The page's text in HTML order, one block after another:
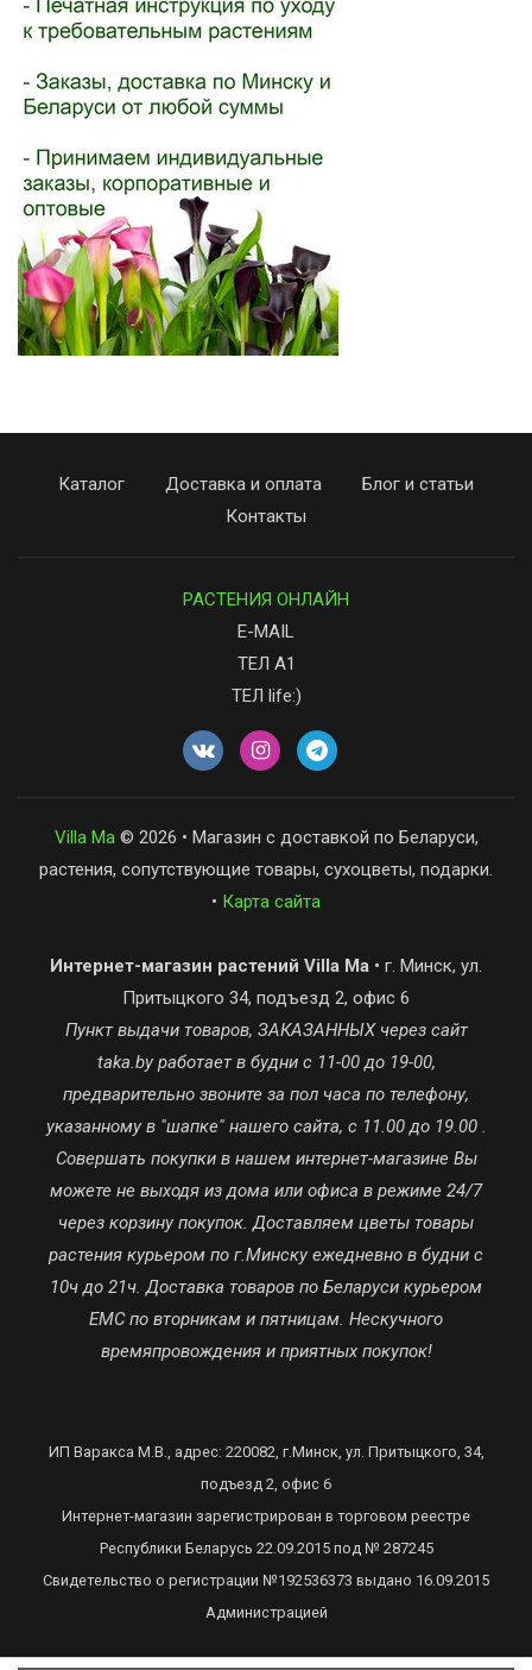
Каталог Доставка и оплата
Блог и статьи
Контакты
РАСТЕНИЯ ОНЛАЙН
E-MAIL
ТЕЛ А1
ТЕЛ life:)
Villa Ma© 2026 • Магазин с доставкой по Беларуси,
растения, сопутствующие товары, сухоцветы, подарки.
• Карта сайта
Интернет-магазин растений Villa Ma • г. Минск, ул.
Притыцкого 34, подъезд 2, офис 6
Пункт выдачи товаров, ЗАКАЗАННЫХ через сайт
taka.by работает в будни с 11-00 до 19-00,
предварительно звоните за пол часа по телефону,
указанному в "шапке" нашего сайта, с 11.00 до 19.00 .
Совершать покупки в нашем интернет-магазине Вы
можете не выходя из дома или офиса в режиме 24/7
через корзину покупок. Доставляем цветы товары
растения курьером по г.Минску ежедневно в будни с
10ч до 21ч. Доставка товаров по Беларуси курьером
ЕМС по вторникам и пятницам. Нескучного
времяпровождения и приятных покупок!
ИП Варакса М.В., адрес: 220082, г.Минск, ул. Притыцкого, 34,
подъезд 2, офис 6
Интернет-магазин зарегистрирован в торговом реестре
Республики Беларусь 22.09.2015 под № 287245
Свидетельство о регистрации №192536373 выдано 16.09.2015
Администрацией